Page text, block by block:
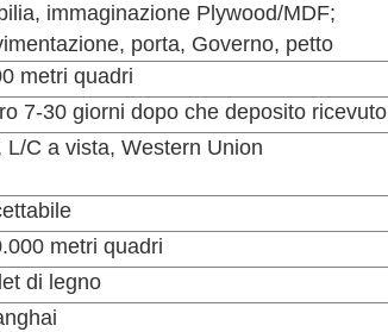
immaginazione Plywood/MDF;
porta, Governo, petto
metri quadri
7-30 giorni dopo che deposito ricevuto
L/C a vista, Western Union
metri quadri
di legno